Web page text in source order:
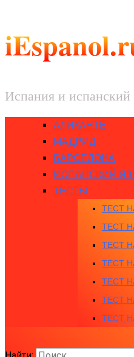
Испания и испанский
АЛИКАНТЕ
МАДРИД
БАРСЕЛОНА
ИСПАНСКИЙ
ТЕСТЫ
ТЕСТ
ТЕСТ
ТЕСТ
ТЕСТ
ТЕСТ
ТЕСТ
ТЕСТ